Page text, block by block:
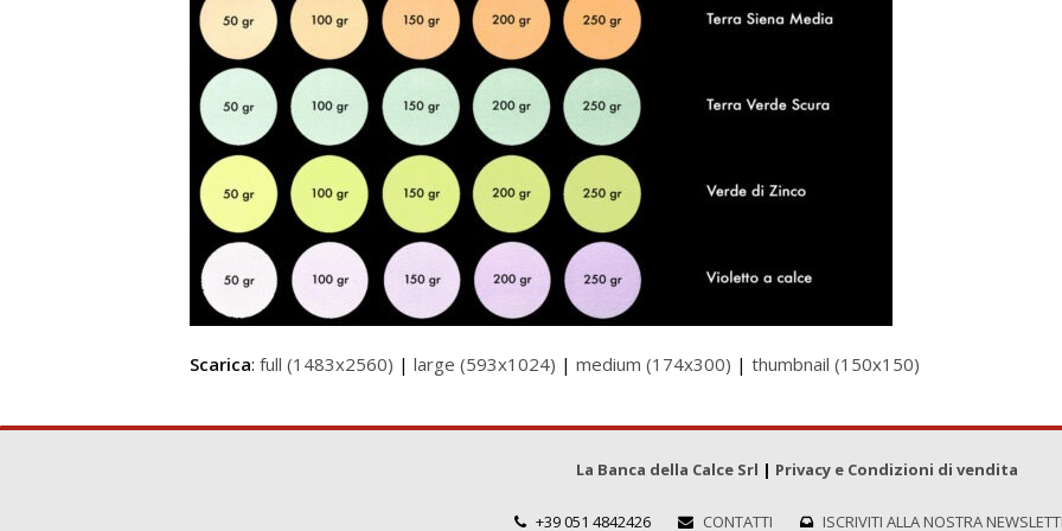
Scarica: full (1483x2560) | large (593x1024) | medium (174x300) | thumbnail (150x150)
La Banca della Calce Srl | Privacy e Condizioni di vendita
+39 051 4842426 CONTATTI ISCRIVITI ALLA NOSTRA